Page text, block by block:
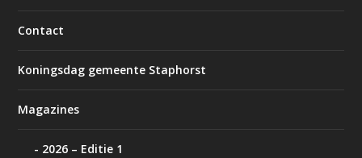
Contact
Koningsdag gemeente Staphorst
Magazines
2026 – Editie 1